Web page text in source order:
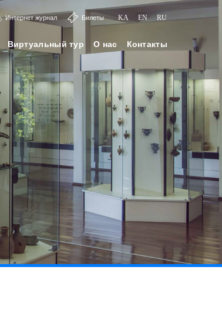
Интернет журнал Билеты KA EN RU
Виртуальный тур О нас Контакты